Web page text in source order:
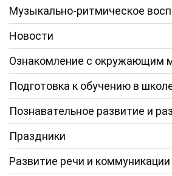
Музыкально-ритмическое
Новости
Ознакомление с окружающим
Подготовка к обучению в
Познавательное развитие и
Праздники
Развитие речи и коммуникации